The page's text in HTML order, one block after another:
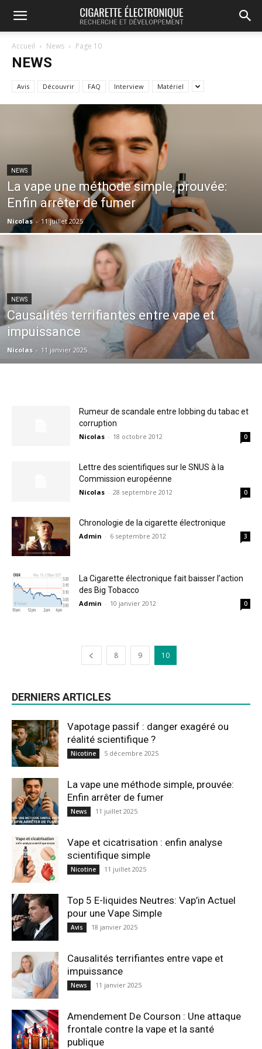
Accueil News Page 10
NEWS
Avis Découvrir FAQ Interview Matériel
NEWS
La vape une méthode simple, prouvée:
Enfin arrêter de fumer
Nicolas - 11 juillet 2025
NEWS
Causalités terrifiantes entre vape et
impuissance
Nicolas - 11 janvier 2025
Rumeur de scandale entre lobbing du tabac et
corruption
Nicolas - 18 octobre 2012 0
Lettre des scientifiques sur le SNUS à la
Commission européenne
Nicolas - 28 septembre 2012 0
Chronologie de la cigarette électronique
Admin - 6 septembre 2012 3
La Cigarette électronique fait baisser l’action
des Big Tobacco
Admin - 10 janvier 2012 0
8 9 10
DERNIERS ARTICLES
Vapotage passif : danger exagéré ou
réalité scientifique ?
Nicotine 5 décembre 2025
La vape une méthode simple, prouvée:
Enfin arrêter de fumer
News 11 juillet 2025
Vape et cicatrisation : enfin analyse
scientifique simple
Nicotine 11 juillet 2025
Top 5 E-liquides Neutres: Vap’in Actuel
pour une Vape Simple
Avis 18 janvier 2025
Causalités terrifiantes entre vape et
impuissance
News 11 janvier 2025
Amendement De Courson : Une attaque
frontale contre la vape et la santé
publique